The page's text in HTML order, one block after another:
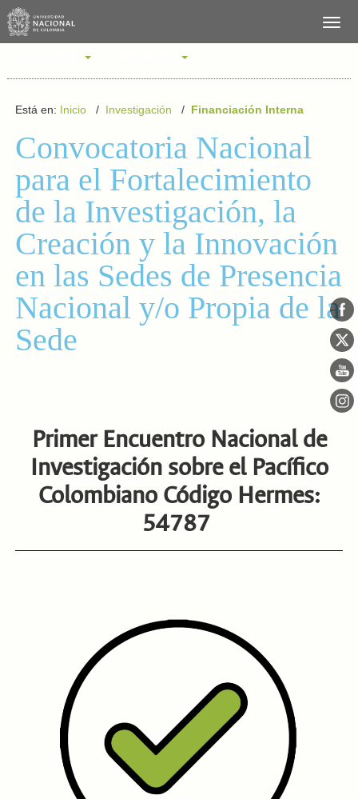
Está en: Inicio/ Investigación / Financiación Interna
Convocatoria Nacional
para el Fortalecimiento
de la Investigación, la
Creación y la Innovación
en las Sedes de Presencia
Nacional y/o Propia de la
Sede
Primer Encuentro Nacional de
Investigación sobre el Pacífico
Colombiano Código Hermes:
54787